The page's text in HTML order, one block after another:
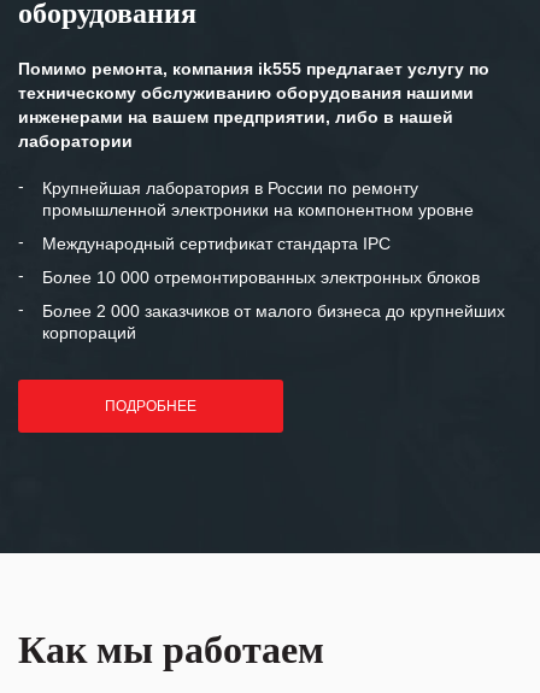
клиентоориентированность
готовность помочь в самых сложных
и доверительные партнерские
отношения и искренне желаем
«Инженерной компании «555» долгих
оборудования
Помимо ремонта, компания ik555 предлагает услугу по
техническому обслуживанию оборудования нашими
инженерами на вашем предприятии, либо в нашей
лаборатории
Крупнейшая лаборатория в России по ремонту
промышленной электроники на компонентном уровне
Международный сертификат стандарта IPC
Более 10 000 отремонтированных электронных блоков
Более 2 000 заказчиков от малого бизнеса до крупнейших
корпораций
ПОДРОБНЕЕ
Как мы работаем